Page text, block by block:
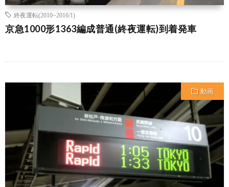
終夜運転(2010~2016/1)
京急1000形1363編成普通(終夜運転)到着発車
動画